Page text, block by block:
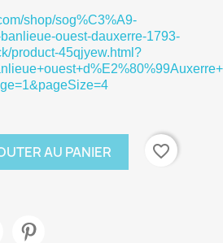
shop/sog%C3%A9-
ouest-dauxerre-1793-
product-45qjyew.html?
AU PANIER
favorite_border